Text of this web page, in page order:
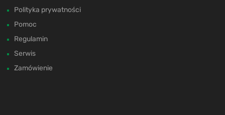
Polityka prywatności
Pomoc
Regulamin
Serwis
Zamówienie